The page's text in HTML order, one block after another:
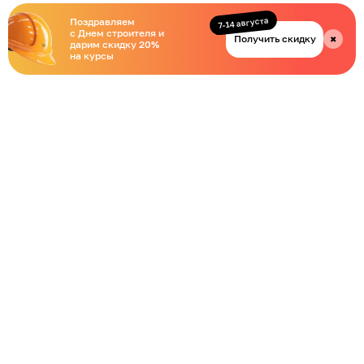
Поздравляем
с Днем строителя и
дарим скидку 20%
на курсы
Получить скидку
7-14 августа
✖